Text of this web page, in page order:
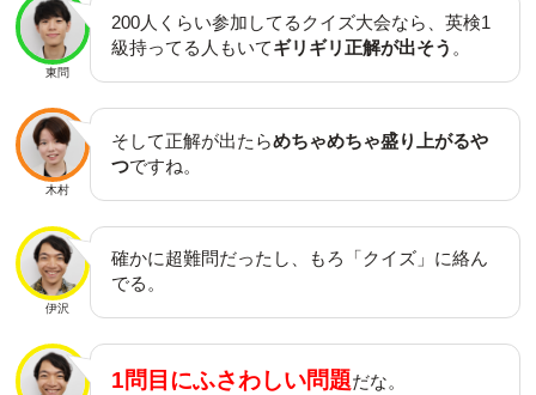
東問
200人くらい参加してるクイズ大会なら、英検1
級持ってる人もいてギリギリ正解が出そう 。
木村
そして正解が出たらめちゃめちゃ盛り上がるや
つですね。
伊沢
確かに超難問だったし、もろ「クイズ」に絡ん
でる。
1問目にふさわしい問題だな。